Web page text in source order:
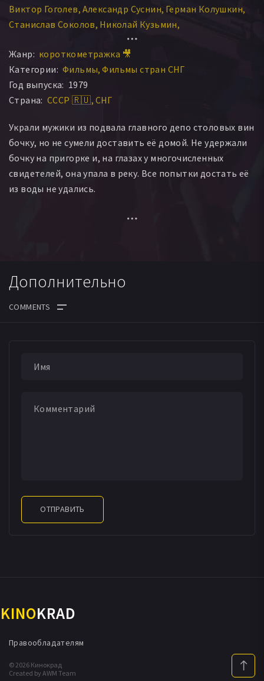
Виктор Гоголев Александр Суснин Герман Колушкин
Станислав Соколов Николай Кузьмин
Николай Федорцов
Рудольф Челищев Александр Афанасьев
Евдокия Алексеева Павел Первушин
Виталий Щенников
Жанр: короткометражка 🎥
Категории: Фильмы Фильмы стран СНГ
Год выпуска: 1979
Страна: СССР 🇷🇺 СНГ
Украли мужики из подвала главного депо столовых вин
бочку, но не сумели доставить её домой. Не удержали
бочку на пригорке и, на глазах у многочисленных
свидетелей, она упала в реку. Все попытки достать её
из воды не удались.
Пришлось звать на помощь пришедшего недавно со
шар. Прицепили бочку к верёвке и, шар увлёк её за
Дополнительно
ОТПРАВИТЬ
KINOKRAD
© 2026 Кинокрад
Created by AWM Team
Правообладателям